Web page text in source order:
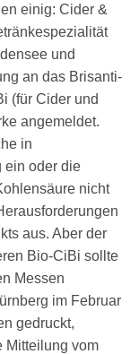
einig: Cider &
und
an das Brisanti-
(für Cider und
angemeldet.
in
ein oder die
nicht
aus. Aber der
Bio-CiBi sollte
Messen
im Februar
gedruckt,
Mitteilung vom